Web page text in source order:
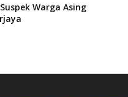
Warga Asing